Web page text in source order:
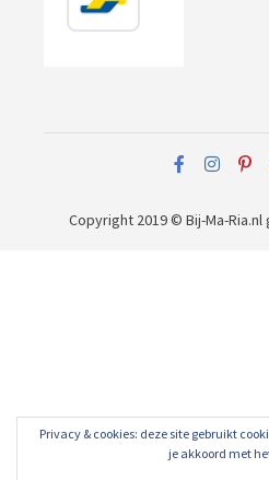
Privacy & cookies: deze site gebruikt
je akkoord met
Copyright 2019 © Bij-Ma-Ria.nl